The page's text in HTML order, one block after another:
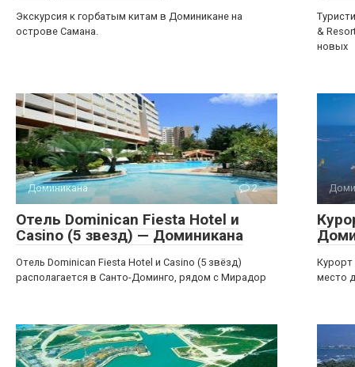
Экскурсия к горбатым китам в Доминикане на
острове Самана.
&
новых
Доминикана 2
Отель Dominican Fiesta Hotel и
Casino (5 звезд) — Доминикана
Отель Dominican Fiesta Hotel и Casino (5 звёзд)
располагается в Санто-Доминго, рядом с Мирадор
Курорт
место